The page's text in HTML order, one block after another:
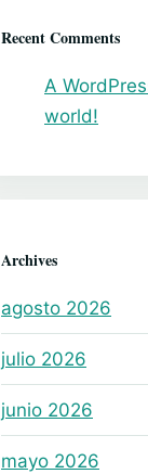
Recent Comments
A
world!
Archives
agosto 2026
julio 2026
junio 2026
mayo 2026